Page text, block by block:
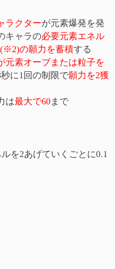
ラクターが元素爆発を発
キャラの必要元素エネル
の願力を蓄積する
元素オーブまたは粒子を
に1回の制限で願力を2獲
は最大で60まで
を2あげていくごとに0.1